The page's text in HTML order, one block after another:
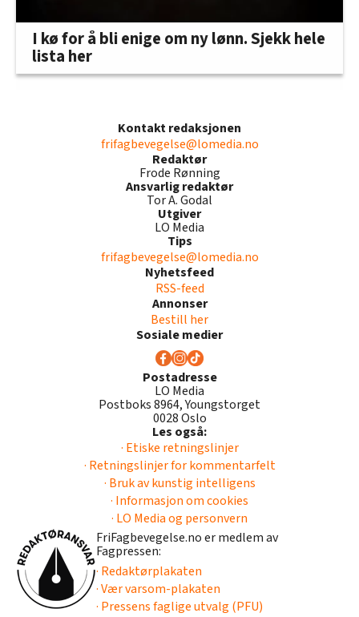
I kø for å bli enige om ny lønn. Sjekk hele
lista her
Kontakt redaksjonen
frifagbevegelse@lomedia.no
Redaktør
Frode Rønning
Ansvarlig redaktør
Tor A. Godal
Utgiver
LO Media
Tips
frifagbevegelse@lomedia.no
Nyhetsfeed
RSS-feed
Annonser
Bestill her
Sosiale medier
Postadresse
LO Media
Postboks 8964, Youngstorget
0028 Oslo
Les også:
· Etiske retningslinjer
· Retningslinjer for kommentarfelt
· Bruk av kunstig intelligens
· Informasjon om cookies
· LO Media og personvern
FriFagbevegelse.no er medlem av
Fagpressen:
· Redaktørplakaten
· Vær varsom-plakaten
· Pressens faglige utvalg (PFU)